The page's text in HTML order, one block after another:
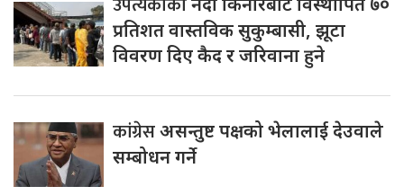
प्रतिशत वास्तविक सुकुम्बासी, झूटा
विवरण दिए कैद र जरिवाना हुने
कांग्रेसअसन्तुष्ट पक्षको भेलालाई देउवाले
सम्बोधन गर्ने